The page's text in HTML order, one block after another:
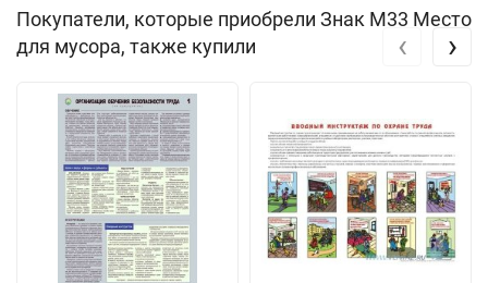
Покупатели, которые приобрели Знак M33 Место
для мусора, также купили
‹ ›